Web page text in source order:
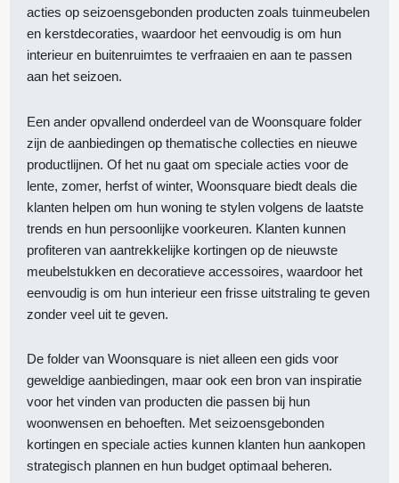
acties op seizoensgebonden producten zoals tuinmeubelen
en kerstdecoraties, waardoor het eenvoudig is om hun
interieur en buitenruimtes te verfraaien en aan te passen
aan het seizoen.
Een ander opvallend onderdeel van de Woonsquare folder
zijn de aanbiedingen op thematische collecties en nieuwe
productlijnen. Of het nu gaat om speciale acties voor de
lente, zomer, herfst of winter, Woonsquare biedt deals die
klanten helpen om hun woning te stylen volgens de laatste
trends en hun persoonlijke voorkeuren. Klanten kunnen
profiteren van aantrekkelijke kortingen op de nieuwste
meubelstukken en decoratieve accessoires, waardoor het
eenvoudig is om hun interieur een frisse uitstraling te geven
zonder veel uit te geven.
De folder van Woonsquare is niet alleen een gids voor
geweldige aanbiedingen, maar ook een bron van inspiratie
voor het vinden van producten die passen bij hun
woonwensen en behoeften. Met seizoensgebonden
kortingen en speciale acties kunnen klanten hun aankopen
strategisch plannen en hun budget optimaal beheren.